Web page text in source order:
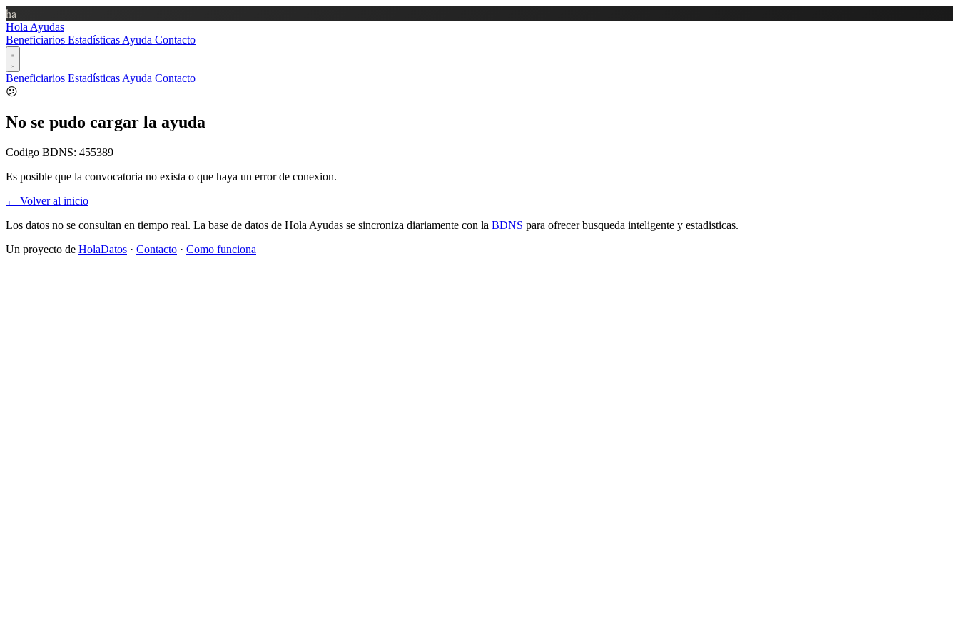
ha
Hola Ayudas
Beneficiarios Estadísticas Ayuda Contacto
Beneficiarios Estadísticas Ayuda Contacto
😕
No se pudo cargar la ayuda
Codigo BDNS: 455389
Es posible que la convocatoria no exista o que haya un error de conexion.
← Volver al inicio
Los datos no se consultan en tiempo real. La base de datos de Hola Ayudas se sincroniza diariamente con la BDNS para ofrecer busqueda inteligente y estadisticas.
Un proyecto de HolaDatos · Contacto · Como funciona